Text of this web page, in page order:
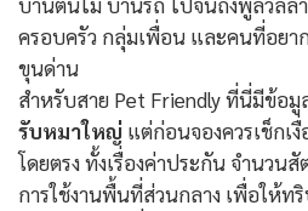
ครอบครัว กลุ่มเพื่อน และคนที่อยา
ขุนด่าน
สำหรับสาย Pet Friendly ที่นี่มีข้อมู
รับหมาใหญ่ แต่ก่อนจองควรเช็กเ
โดยตรง ทั้งเรื่องค่าประกัน จำนวน
การใช้งานพื้นที่ส่วนกลาง เพื่อให้ท